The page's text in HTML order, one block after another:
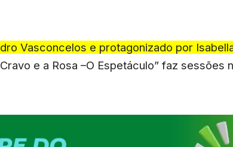
Vasconcelos e protagonizado por
e a Rosa –O Espetáculo” faz sessões